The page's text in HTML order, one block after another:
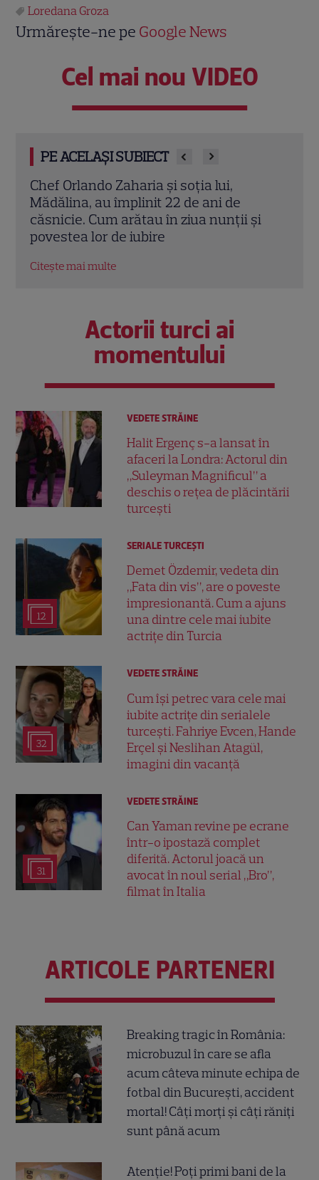
Loredana Groza
Urmărește-ne pe Google News
Cel mai nou VIDEO
PE ACELAȘI SUBIECT
Cine este Cosmin Curticăpean, soțul
Laurei Cosoi. Afaceri, vârstă și povestea
de iubire care durează de peste 10 ani
Citește mai multe
Actorii turci ai
momentului
VEDETE STRĂINE
Halit Ergenç s-a lansat în
afaceri la Londra: Actorul din
„Suleyman Magnificul” a
deschis o rețea de plăcintării
turcești
12
SERIALE TURCEŞTI
Demet Özdemir, vedeta din
„Fata din vis”, are o poveste
impresionantă. Cum a ajuns
una dintre cele mai iubite
actrițe din Turcia
32
VEDETE STRĂINE
Cum își petrec vara cele mai
iubite actrițe din serialele
turcești. Fahriye Evcen, Hande
Erçel și Neslihan Atagül,
imagini din vacanță
31
VEDETE STRĂINE
Can Yaman revine pe ecrane
într-o ipostază complet
diferită. Actorul joacă un
avocat în noul serial „Bro”,
filmat în Italia
ARTICOLE PARTENERI
Breaking tragic în România:
microbuzul în care se afla
acum câteva minute echipa de
fotbal din București, accident
mortal! Câți morți și câți răniți
sunt până acum
Atenție! Poți primi bani de la